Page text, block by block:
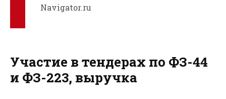
Navigator.ru
Участие в тендерах по ФЗ-44
и ФЗ-223, выручка